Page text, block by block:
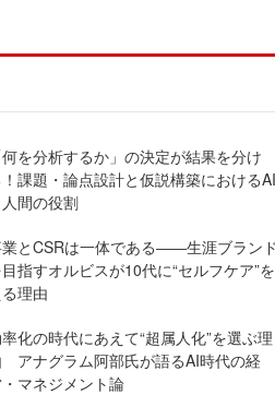
何を分析するか」の決定が結果を分け
課題・論点設計と仮説構築におけるAI
人間の役割
とCSRは一体である――生涯ブランド
指すオルビスが10代に“セルフケア”
理由
化の時代にあえて“超属人化”を選ぶ理
アナグラム阿部氏が語るAI時代の経
マネジメント論